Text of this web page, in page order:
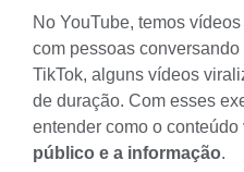
No YouTube, temos
com pessoas
TikTok, alguns vídeos
de duração. Com esses
entender como o
público e a informação.